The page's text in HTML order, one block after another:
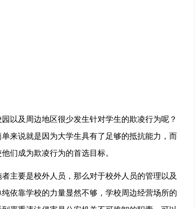
及周边地区很少发生针对学生的欺凌行为呢？
来说就是因为大学生具有了足够的抵抗能力，而
们成为欺凌行为的首选目标。
要是校外人员，那么对于校外人员的管理以及
依靠学校的力量显然不够，学校周边经营场所的